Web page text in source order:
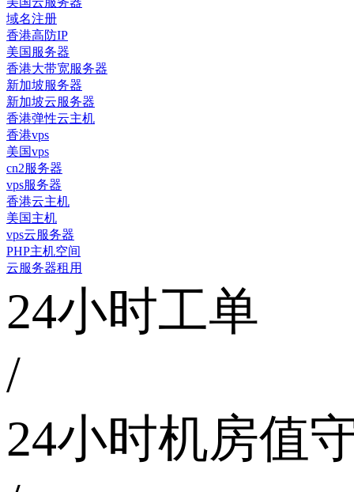
域名注册
香港高防IP
美国服务器
香港大带宽服务器
新加坡服务器
新加坡云服务器
香港弹性云主机
香港vps
美国vps
cn2服务器
vps服务器
香港云主机
美国主机
vps云服务器
PHP主机空间
云服务器租用
24小时工单
/
24小时机房值